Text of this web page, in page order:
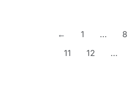
← 1 … 8
11
12 …